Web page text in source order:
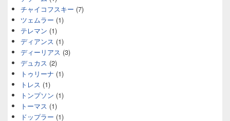
チャイコフスキー (7)
ツェムラー (1)
テレマン (1)
ディアンス (1)
ディーリアス (3)
デュカス (2)
トゥリーナ (1)
トレス (1)
トンプソン (1)
トーマス (1)
ドップラー (1)